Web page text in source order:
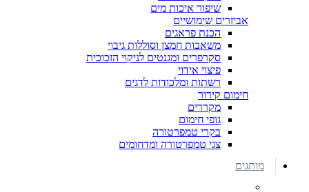
שיפור איכות מים
אביזרים שימושיים
הכנת פראגים
משאבות חמצן וסוללות גיבוי
סקרפרים ומגנטים לניקוי הזכוכית
פיצוי אידוי
רשתות ומלכודות לדגים
חימום קירור
מקררים
גופי חימום
בקרי טמפרטורה
צגי טמפרטורה ומדחומים
מותגים